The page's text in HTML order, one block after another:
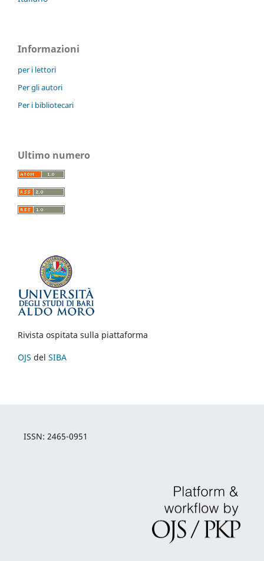
Informazioni
per i lettori
Per gli autori
Per i bibliotecari
Ultimo numero
Rivista ospitata sulla piattaforma
OJS del SIBA
ISSN: 2465-0951